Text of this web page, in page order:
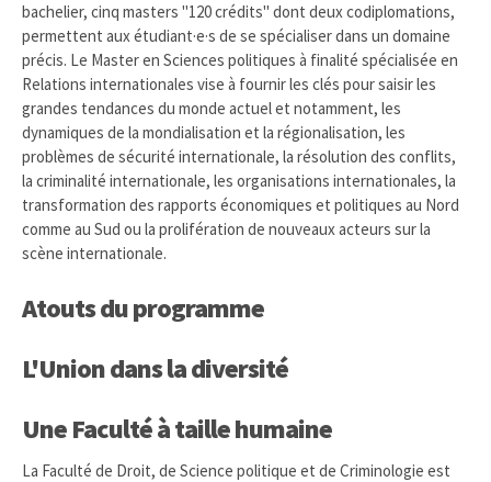
bachelier, cinq masters "120 crédits" dont deux codiplomations,
permettent aux étudiant·e·s de se spécialiser dans un domaine
précis. Le Master en Sciences politiques à finalité spécialisée en
Relations internationales vise à fournir les clés pour saisir les
grandes tendances du monde actuel et notamment, les
dynamiques de la mondialisation et la régionalisation, les
problèmes de sécurité internationale, la résolution des conflits,
la criminalité internationale, les organisations internationales, la
transformation des rapports économiques et politiques au Nord
comme au Sud ou la prolifération de nouveaux acteurs sur la
scène internationale.
Atouts du programme
L'Union dans la diversité
Une Faculté à taille humaine
La Faculté de Droit, de Science politique et de Criminologie est